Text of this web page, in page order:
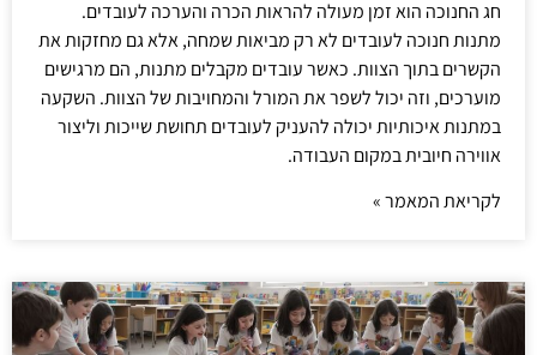
חג החנוכה הוא זמן מעולה להראות הכרה והערכה לעובדים.
מתנות חנוכה לעובדים לא רק מביאות שמחה, אלא גם מחזקות את
הקשרים בתוך הצוות. כאשר עובדים מקבלים מתנות, הם מרגישים
מוערכים, וזה יכול לשפר את המורל והמחויבות של הצוות. השקעה
במתנות איכותיות יכולה להעניק לעובדים תחושת שייכות וליצור
אווירה חיובית במקום העבודה.
לקריאת המאמר »